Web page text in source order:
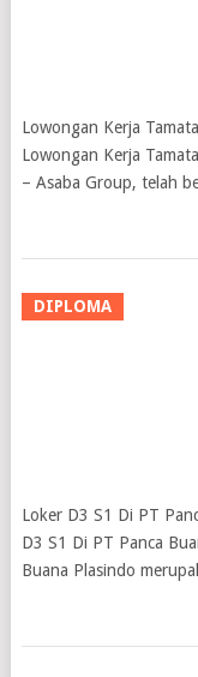
Lowongan Kerja
Lowongan Kerja
– Asaba Group, telah
DIPLOMA
Loker D3 S1 Di PT
D3 S1 Di PT Panca
Buana Plasindo